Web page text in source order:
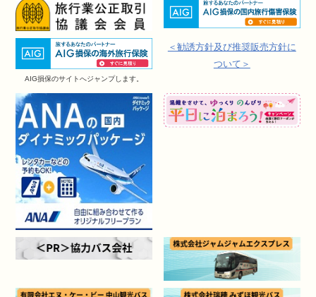
AIG損保のサイトへジャンプします。
＜勧誘方針及び推奨販売方針に
ついて＞